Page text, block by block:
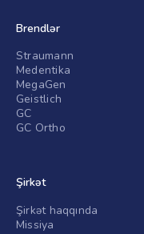
Brendlər
Straumann
Medentika
MegaGen
Geistlich
GC
GC Ortho
Şirkət
Şirkət haqqında
Missiya